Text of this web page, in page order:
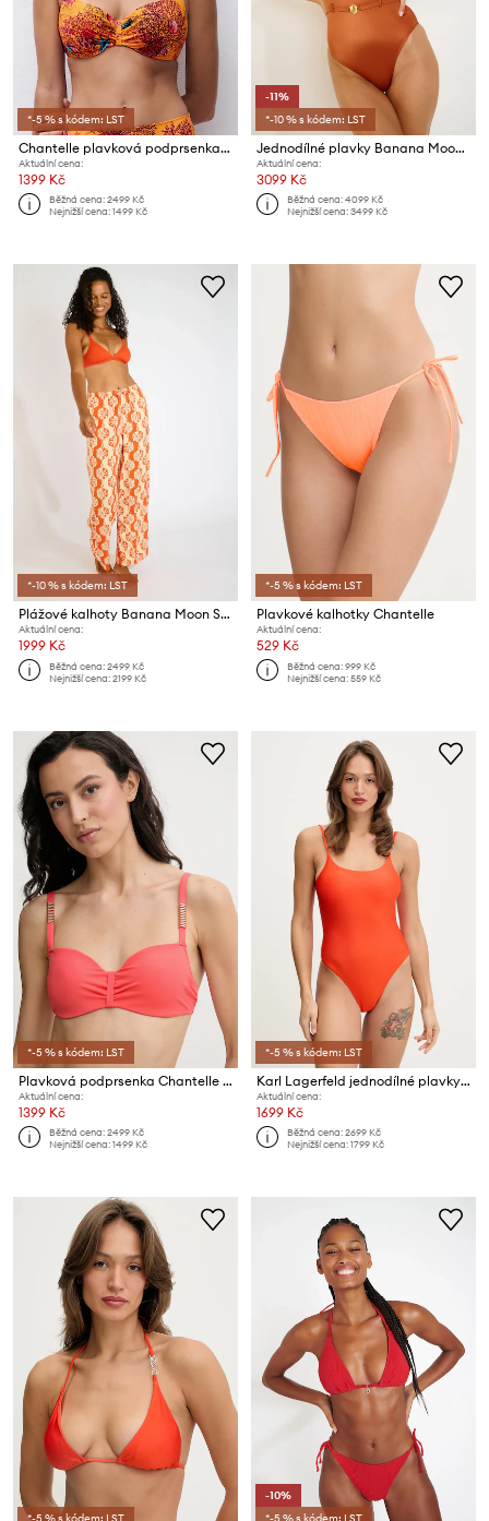
*-5 % s kódem: LST
Chantelle plavková podprsenka dámská ICON
Aktuální cena:
1399 Kč
Běžná cena:2499 Kč
Nejnižší cena:1499 Kč
-11%
*-10 % s kódem: LST
Jednodílné plavky Banana Moon Coraliss
Aktuální cena:
3099 Kč
Běžná cena:4099 Kč
Nejnižší cena:3499 Kč
*-10 % s kódem: LST
Plážové kalhoty Banana Moon Sarong
Aktuální cena:
1999 Kč
Běžná cena:2499 Kč
Nejnižší cena:2199 Kč
*-5 % s kódem: LST
Plavkové kalhotky Chantelle
Aktuální cena:
529 Kč
Běžná cena:999 Kč
Nejnižší cena:559 Kč
*-5 % s kódem: LST
Plavková podprsenka Chantelle ICON
Aktuální cena:
1399 Kč
Běžná cena:2499 Kč
Nejnižší cena:1499 Kč
*-5 % s kódem: LST
Karl Lagerfeld jednodílné plavky dámské
Aktuální cena:
1699 Kč
Běžná cena:2699 Kč
Nejnižší cena:1799 Kč
-10%